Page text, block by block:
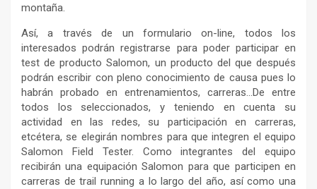
montaña.
Así, a través de un formulario on-line, todos los
interesados podrán registrarse para poder participar en
test de producto Salomon, un producto del que después
podrán escribir con pleno conocimiento de causa pues lo
habrán probado en entrenamientos, carreras…De entre
todos los seleccionados, y teniendo en cuenta su
actividad en las redes, su participación en carreras,
etcétera, se elegirán nombres para que integren el equipo
Salomon Field Tester. Como integrantes del equipo
recibirán una equipación Salomon para que participen en
carreras de trail running a lo largo del año, así como una